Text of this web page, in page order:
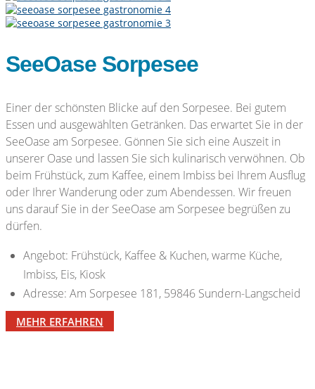
SeeOase Sorpesee
Einer der schönsten Blicke auf den Sorpesee. Bei gutem
Essen und ausgewählten Getränken. Das erwartet Sie in der
SeeOase am Sorpesee. Gönnen Sie sich eine Auszeit in
unserer Oase und lassen Sie sich kulinarisch verwöhnen. Ob
beim Frühstück, zum Kaffee, einem Imbiss bei Ihrem Ausflug
oder Ihrer Wanderung oder zum Abendessen. Wir freuen
uns darauf Sie in der SeeOase am Sorpesee begrüßen zu
dürfen.
Angebot: Frühstück, Kaffee & Kuchen, warme Küche,
Imbiss, Eis, Kiosk
Adresse: Am Sorpesee 181, 59846 Sundern-Langscheid
MEHR ERFAHREN